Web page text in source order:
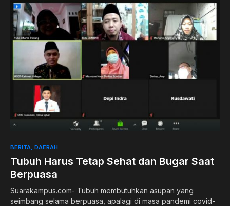
BERITA DAERAH
Tubuh Harus Tetap Sehat dan Bugar Saat
Berpuasa
Suarakampus.com- Tubuh membutuhkan asupan yang
seimbang selama berpuasa, apalagi di masa pandemi covid-